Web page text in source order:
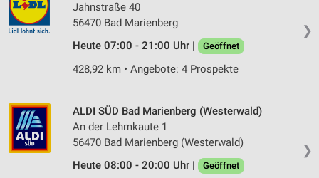
❯
Jahnstraße 40
56470 Bad Marienberg
Heute 07:00 - 21:00 Uhr |
Geöffnet
428,92 km • Angebote: 4 Prospekte
❯
ALDI SÜD Bad Marienberg (Westerwald)
An der Lehmkaute 1
56470 Bad Marienberg (Westerwald)
Heute 08:00 - 20:00 Uhr |
Geöffnet